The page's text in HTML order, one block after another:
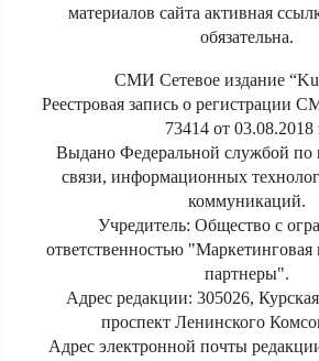
материалов сайта активная
обязательна.
СМИ Сетевое издание
Реестровая запись о
73414 от 03.08.2018
Выдано Федеральной службой по
связи, информационных
коммуникаций.
Учредитель: Общество с
ответственностью
партнеры".
Адрес редакции: 305026,
проспект Ленинского
Адрес электронной почты